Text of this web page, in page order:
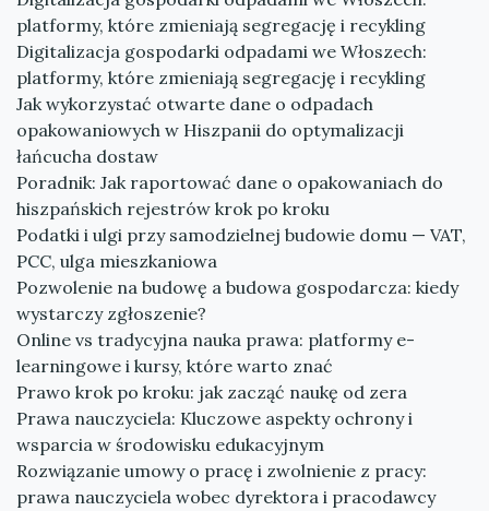
platformy, które zmieniają segregację i recykling
Digitalizacja gospodarki odpadami we Włoszech:
platformy, które zmieniają segregację i recykling
Jak wykorzystać otwarte dane o odpadach
opakowaniowych w Hiszpanii do optymalizacji
łańcucha dostaw
Poradnik: Jak raportować dane o opakowaniach do
hiszpańskich rejestrów krok po kroku
Podatki i ulgi przy samodzielnej budowie domu — VAT,
PCC, ulga mieszkaniowa
Pozwolenie na budowę a budowa gospodarcza: kiedy
wystarczy zgłoszenie?
Online vs tradycyjna nauka prawa: platformy e-
learningowe i kursy, które warto znać
Prawo krok po kroku: jak zacząć naukę od zera
Prawa nauczyciela: Kluczowe aspekty ochrony i
wsparcia w środowisku edukacyjnym
Rozwiązanie umowy o pracę i zwolnienie z pracy:
prawa nauczyciela wobec dyrektora i pracodawcy